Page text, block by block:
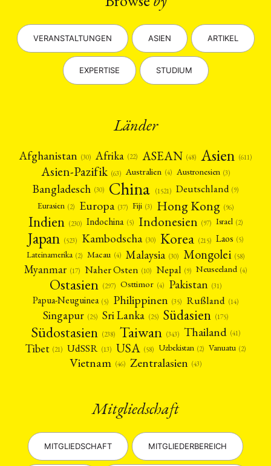
VERANSTALTUNGEN ASIEN ARTIKEL
EXPERTISE STUDIUM
Länder
Afghanistan (30) Afrika (22) ASEAN (48) Asien (611)
Asien-Pazifik (63) Australien (4) Austronesien (3)
Bangladesch (30) China (1521) Deutschland (9)
Eurasien (2) Europa (37) Fiji (3) Hong Kong (96)
Indien (230) Indochina (5) Indonesien (97) Israel (2)
Japan (523) Kambodscha (30) Korea (215) Laos (5)
Lateinamerika (2) Macau (4) Malaysia (30) Mongolei (58)
Myanmar (17) Naher Osten (10) Nepal (9) Neuseeland (4)
Ostasien (297) Osttimor (4) Pakistan (31)
Papua-Neuguinea (5) Philippinen (35) Rußland (14)
Singapur (25) Sri Lanka (25) Südasien (175)
Südostasien (238) Taiwan (343) Thailand (41)
Tibet (21) UdSSR (13) USA (58) Uzbekistan (2) Vanuatu (2)
Vietnam (46) Zentralasien (43)
Mitgliedschaft
MITGLIEDSCHAFT MITGLIEDERBEREICH